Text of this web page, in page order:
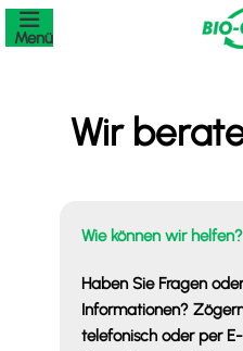
Menü
Wir
Wie können wir helfen?
Haben Sie Fragen
Informationen?
telefonisch oder per